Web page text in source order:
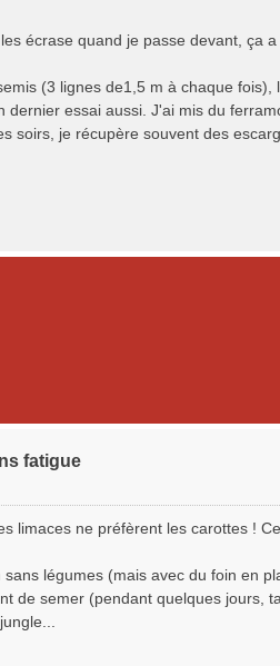
écrase quand je passe devant, ça a
(3 lignes de1,5 m à chaque fois),
essai aussi. J'ai mis du
soirs, je récupère souvent des
fatigue
limaces ne préfèrent les carottes !
légumes (mais avec du foin en
de semer (pendant quelques jours,